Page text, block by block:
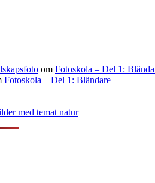
om Fotoskola – Del 1:
Fotoskola – Del 1: Bländare
med temat natur